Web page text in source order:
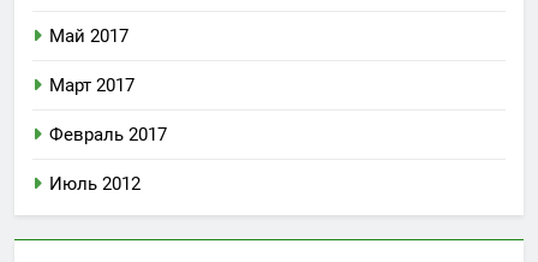
Май 2017
Март 2017
Февраль 2017
Июль 2012